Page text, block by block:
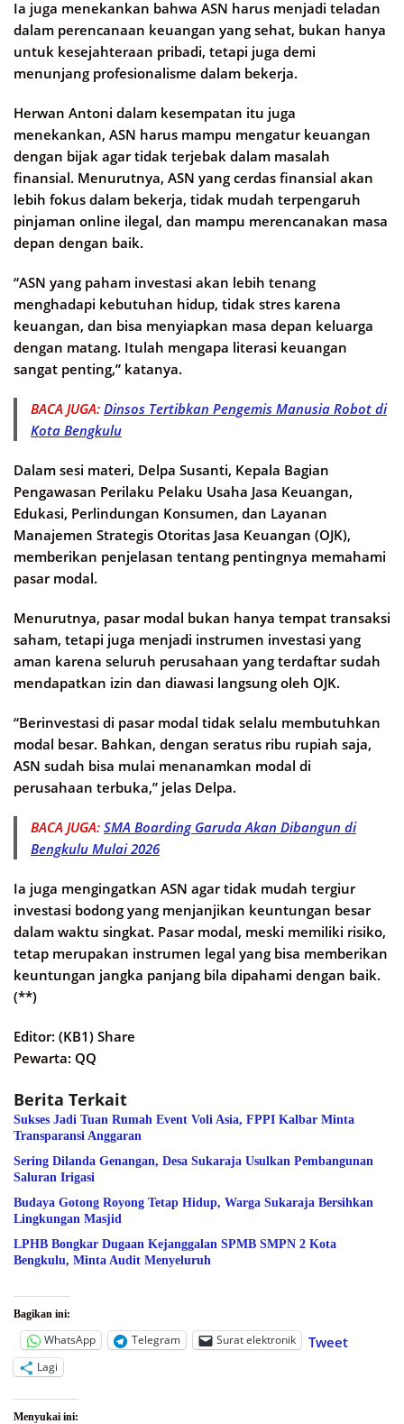
Ia juga menekankan bahwa ASN harus menjadi teladan
dalam perencanaan keuangan yang sehat, bukan hanya
untuk kesejahteraan pribadi, tetapi juga demi
menunjang profesionalisme dalam bekerja.
Herwan Antoni dalam kesempatan itu juga
menekankan, ASN harus mampu mengatur keuangan
dengan bijak agar tidak terjebak dalam masalah
finansial. Menurutnya, ASN yang cerdas finansial akan
lebih fokus dalam bekerja, tidak mudah terpengaruh
pinjaman online ilegal, dan mampu merencanakan masa
depan dengan baik.
“ASN yang paham investasi akan lebih tenang
menghadapi kebutuhan hidup, tidak stres karena
keuangan, dan bisa menyiapkan masa depan keluarga
dengan matang. Itulah mengapa literasi keuangan
sangat penting,” katanya.
BACA JUGA: Dinsos Tertibkan Pengemis Manusia Robot di
Kota Bengkulu
Dalam sesi materi, Delpa Susanti, Kepala Bagian
Pengawasan Perilaku Pelaku Usaha Jasa Keuangan,
Edukasi, Perlindungan Konsumen, dan Layanan
Manajemen Strategis Otoritas Jasa Keuangan (OJK),
memberikan penjelasan tentang pentingnya memahami
pasar modal.
Menurutnya, pasar modal bukan hanya tempat transaksi
saham, tetapi juga menjadi instrumen investasi yang
aman karena seluruh perusahaan yang terdaftar sudah
mendapatkan izin dan diawasi langsung oleh OJK.
“Berinvestasi di pasar modal tidak selalu membutuhkan
modal besar. Bahkan, dengan seratus ribu rupiah saja,
ASN sudah bisa mulai menanamkan modal di
perusahaan terbuka,” jelas Delpa.
BACA JUGA: SMA Boarding Garuda Akan Dibangun di
Bengkulu Mulai 2026
Ia juga mengingatkan ASN agar tidak mudah tergiur
investasi bodong yang menjanjikan keuntungan besar
dalam waktu singkat. Pasar modal, meski memiliki risiko,
tetap merupakan instrumen legal yang bisa memberikan
keuntungan jangka panjang bila dipahami dengan baik.
(**)
Editor: (KB1) Share
Pewarta: QQ
Berita Terkait
Sukses Jadi Tuan Rumah Event Voli Asia, FPPI Kalbar Minta
Transparansi Anggaran
Sering Dilanda Genangan, Desa Sukaraja Usulkan Pembangunan
Saluran Irigasi
Budaya Gotong Royong Tetap Hidup, Warga Sukaraja Bersihkan
Lingkungan Masjid
LPHB Bongkar Dugaan Kejanggalan SPMB SMPN 2 Kota
Bengkulu, Minta Audit Menyeluruh
Bagikan ini:
WhatsApp Telegram Surat elektronik Tweet
Lagi
Menyukai ini: